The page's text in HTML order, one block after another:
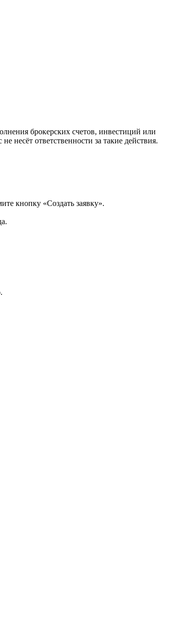
брокерских счетов, инвестиций или
не несёт ответственности за такие действия.
кнопку «Создать заявку».